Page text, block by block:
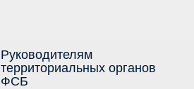
Руководителям
территориальных органов
ФСБ